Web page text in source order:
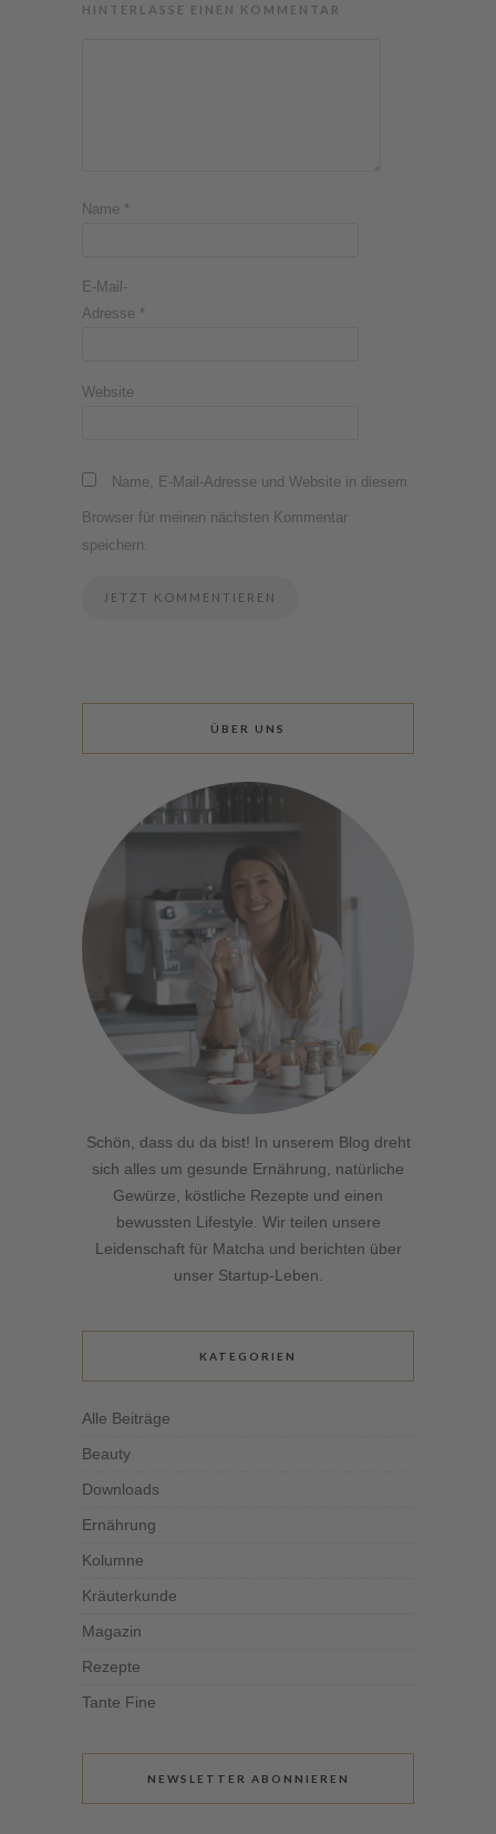
HINTERLASSE EINEN KOMMENTAR
Name *
E-Mail-
Adresse *
Website
Name, E-Mail-Adresse und Website in diesem
Browser für meinen nächsten Kommentar
speichern.
ÜBER UNS
Schön, dass du da bist! In unserem Blog dreht
sich alles um gesunde Ernährung, natürliche
Gewürze, köstliche Rezepte und einen
bewussten Lifestyle. Wir teilen unsere
Leidenschaft für Matcha und berichten über
unser Startup-Leben.
KATEGORIEN
Alle Beiträge
Beauty
Downloads
Ernährung
Kolumne
Kräuterkunde
Magazin
Rezepte
Tante Fine
NEWSLETTER ABONNIEREN